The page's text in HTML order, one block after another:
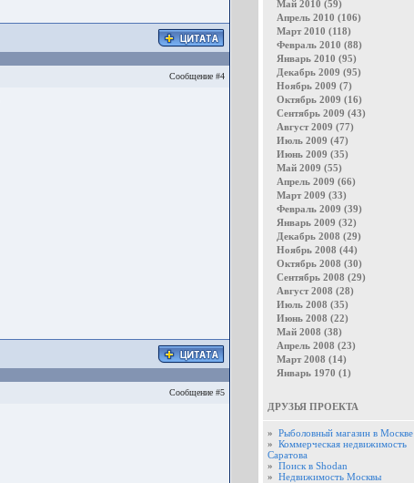
Сообщение #4
Сообщение #5
Май 2010 (59)
Апрель 2010 (106)
Март 2010 (118)
Февраль 2010 (88)
Январь 2010 (95)
Декабрь 2009 (95)
Ноябрь 2009 (7)
Октябрь 2009 (16)
Сентябрь 2009 (43)
Август 2009 (77)
Июль 2009 (47)
Июнь 2009 (35)
Май 2009 (55)
Апрель 2009 (66)
Март 2009 (33)
Февраль 2009 (39)
Январь 2009 (32)
Декабрь 2008 (29)
Ноябрь 2008 (44)
Октябрь 2008 (30)
Сентябрь 2008 (29)
Август 2008 (28)
Июль 2008 (35)
Июнь 2008 (22)
Май 2008 (38)
Апрель 2008 (23)
Март 2008 (14)
Январь 1970 (1)
ДРУЗЬЯ ПРОЕКТА
» Рыболовный магазин в Москве
» Коммерческая недвижимость
Саратова
» Поиск в Shodan
» Недвижимость Москвы